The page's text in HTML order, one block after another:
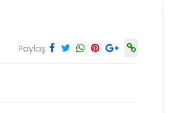
Paylaş: